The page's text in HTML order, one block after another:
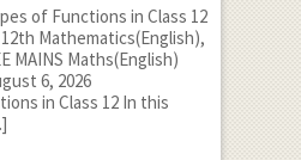
of Functions in Class 12
Mathematics(English),
MAINS Maths(English)
6, 2026
in Class 12 In this